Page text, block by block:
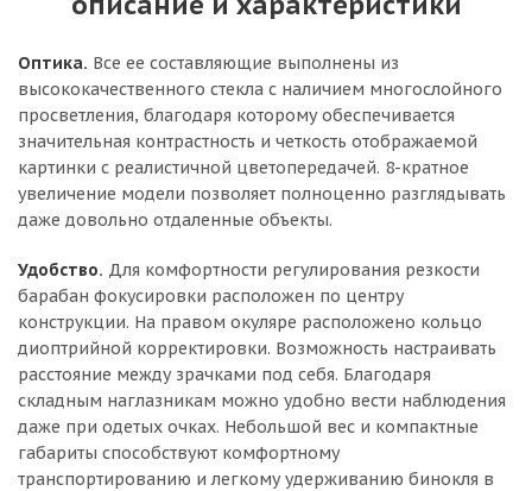
Оптика. Все ее составляющие выполнены из
высококачественного стекла с наличием многослойного
просветления, благодаря которому обеспечивается
значительная контрастность и четкость отображаемой
картинки с реалистичной цветопередачей. 8-кратное
увеличение модели позволяет полноценно разглядывать
даже довольно отдаленные объекты.
Удобство. Для комфортности регулирования резкости
барабан фокусировки расположен по центру
конструкции. На правом окуляре расположено кольцо
диоптрийной корректировки. Возможность настраивать
расстояние между зрачками под себя. Благодаря
складным наглазникам можно удобно вести наблюдения
даже при одетых очках. Небольшой вес и компактные
габариты способствуют комфортному
транспортированию и легкому удерживанию бинокля в